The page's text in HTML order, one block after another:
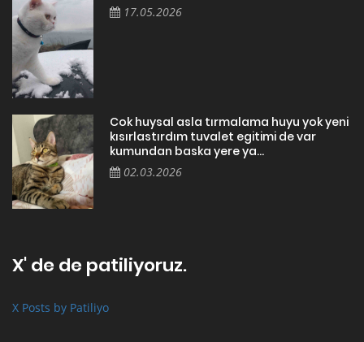
17.05.2026
Cok huysal asla tırmalama huyu yok yeni
kısırlastırdım tuvalet egitimi de var
kumundan baska yere ya...
02.03.2026
X' de de patiliyoruz.
X Posts by Patiliyo